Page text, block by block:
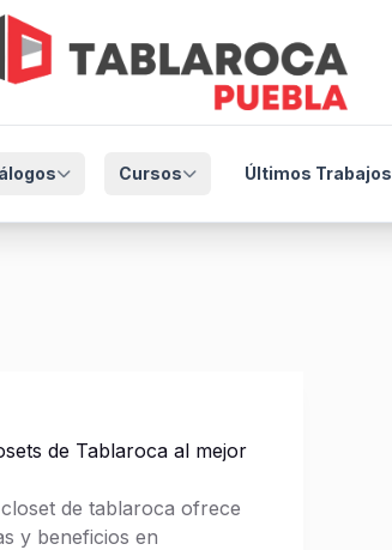
Cursos Últimos Trabajos
de Tablaroca al mejor
de tablaroca ofrece
y beneficios en